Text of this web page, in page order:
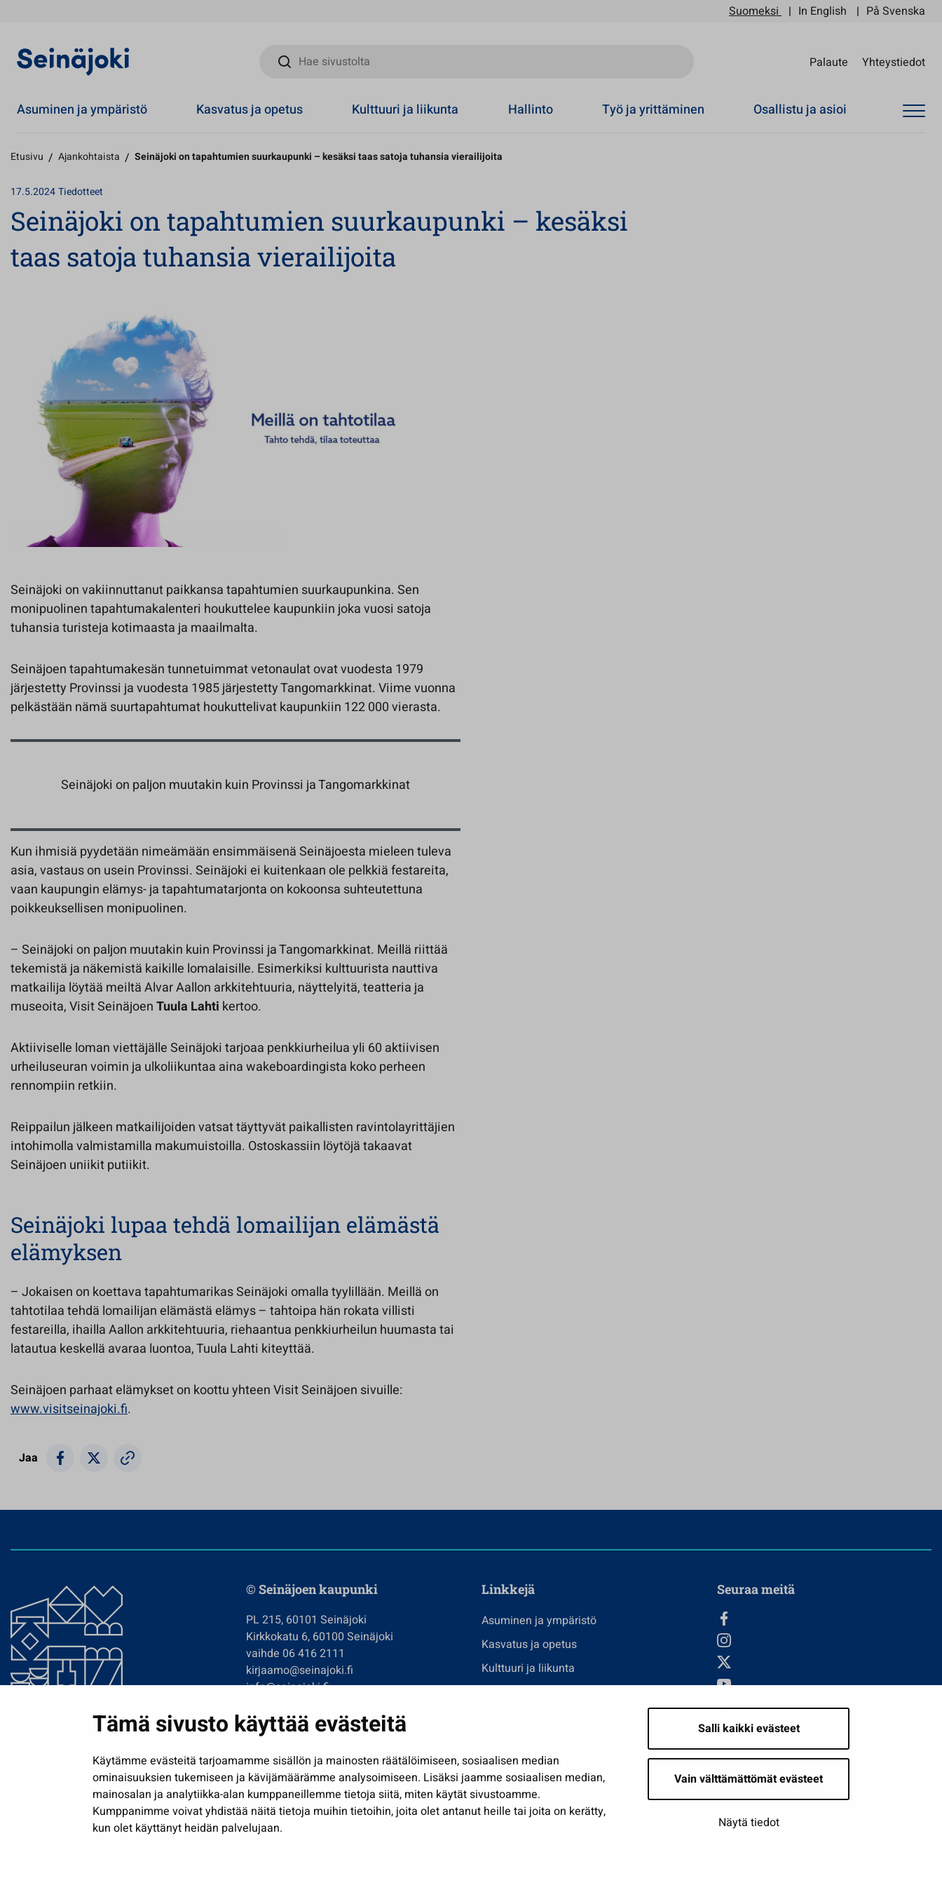
Tämä sivusto käyttää evästeitä
Käytämme evästeitä tarjoamamme sisällön ja mainosten räätälöimiseen, sosiaalisen median
ominaisuuksien tukemiseen ja kävijämäärämme analysoimiseen. Lisäksi jaamme sosiaalisen median,
mainosalan ja analytiikka-alan kumppaneillemme tietoja siitä, miten käytät sivustoamme.
Kumppanimme voivat yhdistää näitä tietoja muihin tietoihin, joita olet antanut heille tai joita on kerätty,
kun olet käyttänyt heidän palvelujaan.
Salli kaikki evästeet
Vain välttämättömät evästeet
Näytä tiedot
Suomeksi In English På Svenska
Hae sivustolta
Palaute Yhteystiedot
Asuminen ja ympäristö Kasvatus ja opetus Kulttuuri ja liikunta Hallinto Työ ja yrittäminen Osallistu ja asioi
Etusivu / Ajankohtaista / Seinäjoki on tapahtumien suurkaupunki – kesäksi taas satoja tuhansia vierailijoita
17.5.2024Tiedotteet
Seinäjoki on tapahtumien suurkaupunki – kesäksi
taas satoja tuhansia vierailijoita
Seinäjoki on vakiinnuttanut paikkansa tapahtumien suurkaupunkina. Sen
monipuolinen tapahtumakalenteri houkuttelee kaupunkiin joka vuosi satoja
tuhansia turisteja kotimaasta ja maailmalta.
Seinäjoen tapahtumakesän tunnetuimmat vetonaulat ovat vuodesta 1979
järjestetty Provinssi ja vuodesta 1985 järjestetty Tangomarkkinat. Viime vuonna
pelkästään nämä suurtapahtumat houkuttelivat kaupunkiin 122 000 vierasta.
Seinäjoki on paljon muutakin kuin Provinssi ja Tangomarkkinat
Kun ihmisiä pyydetään nimeämään ensimmäisenä Seinäjoesta mieleen tuleva
asia, vastaus on usein Provinssi. Seinäjoki ei kuitenkaan ole pelkkiä festareita,
vaan kaupungin elämys- ja tapahtumatarjonta on kokoonsa suhteutettuna
poikkeuksellisen monipuolinen.
– Seinäjoki on paljon muutakin kuin Provinssi ja Tangomarkkinat. Meillä riittää
tekemistä ja näkemistä kaikille lomalaisille. Esimerkiksi kulttuurista nauttiva
matkailija löytää meiltä Alvar Aallon arkkitehtuuria, näyttelyitä, teatteria ja
museoita, Visit SeinäjoenTuula Lahti kertoo.
Aktiiviselle loman viettäjälle Seinäjoki tarjoaa penkkiurheilua yli 60 aktiivisen
urheiluseuran voimin ja ulkoliikuntaa aina wakeboardingista koko perheen
rennompiin retkiin.
Reippailun jälkeen matkailijoiden vatsat täyttyvät paikallisten ravintolayrittäjien
intohimolla valmistamilla makumuistoilla. Ostoskassiin löytöjä takaavat
Seinäjoen uniikit putiikit.
Seinäjoki lupaa tehdä lomailijan elämästä
elämyksen
– Jokaisen on koettava tapahtumarikas Seinäjoki omalla tyylillään. Meillä on
tahtotilaa tehdä lomailijan elämästä elämys – tahtoipa hän rokata villisti
festareilla, ihailla Aallon arkkitehtuuria, riehaantua penkkiurheilun huumasta tai
latautua keskellä avaraa luontoa, Tuula Lahti kiteyttää.
Seinäjoen parhaat elämykset on koottu yhteen Visit Seinäjoen sivuille:
www.visitseinajoki.fi.
Jaa
© Seinäjoen kaupunki
PL 215, 60101 Seinäjoki
Kirkkokatu 6, 60100 Seinäjoki
vaihde 06 416 2111
kirjaamo@seinajoki.fi
info@seinajoki.fi
Tilaa uutiskirje
Linkkejä
Asuminen ja ympäristö
Kasvatus ja opetus
Kulttuuri ja liikunta
Näytä omat evästeasetukseni
Seuraa meitä